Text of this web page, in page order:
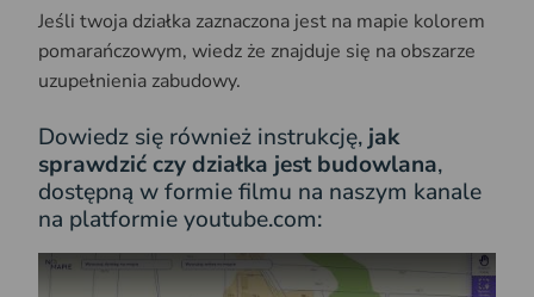
Jeśli twoja działka zaznaczona jest na mapie kolorem
pomarańczowym, wiedz że znajduje się na obszarze
uzupełnienia zabudowy.
Dowiedz się również instrukcję,jak
sprawdzić czy działka jest budowlana,
dostępną w formie filmu na naszym kanale
na platformie youtube.com: